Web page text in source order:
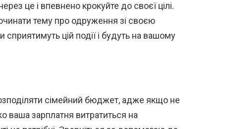
це і впевнено крокуйте до своєї цілі.
тему про одруження зі своєю
цій події і будуть на вашому
сімейний бюджет, адже якщо не
ваша зарплатня витратиться на